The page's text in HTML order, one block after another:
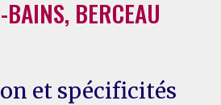
BERCEAU
et spécificités